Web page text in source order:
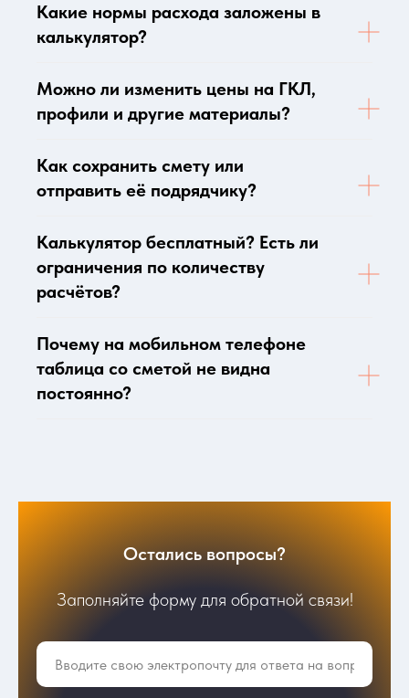
Какие нормы расхода заложены в
калькулятор?
Можно ли изменить цены на ГКЛ,
профили и другие материалы?
Как сохранить смету или
отправить её подрядчику?
Калькулятор бесплатный? Есть ли
ограничения по количеству
расчётов?
Почему на мобильном телефоне
таблица со сметой не видна
постоянно?
Остались вопросы?
Заполняйте форму для обратной связи!